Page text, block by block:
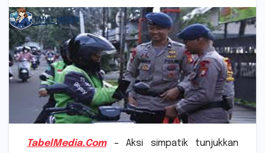
TabelMedia.Com– Aksi simpatik tunjukkan